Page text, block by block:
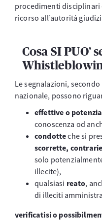
procedimenti disciplinari
ricorso all’autorità
Cosa SI PUO’
Le segnalazioni,
nazionale, possono
effettive o
conoscenza od
condotteche si
scorrette,
solo
illecite),
qualsiasi reato,
di illeciti
verificatisi o